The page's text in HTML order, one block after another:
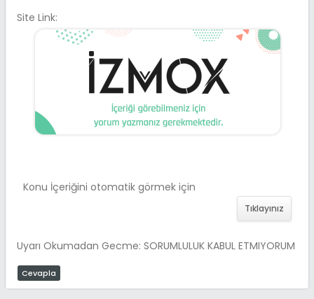
Site Link:
Konu İçeriğini otomatik görmek için
Tıklayınız
Uyarı Okumadan Gecme: SORUMLULUK KABUL ETMIYORUM
Cevapla